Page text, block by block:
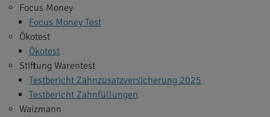
Focus Money
Focus Money Test
Ökotest
Ökotest
Stiftung Warentest
Testbericht Zahnzusatzversicherung 2025
Testbericht Zahnfüllungen
Waizmann